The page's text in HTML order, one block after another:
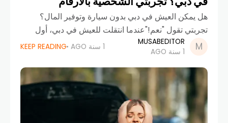
هل يمكن العيش في دبي بدون سيارة وتوفير المال؟
تجربتي تقول "نعم!"عندما انتقلت للعيش في دبي، أول
نصيحة سمعتها من الجميع كانت: "لازم تشتري سيارة، ما
تقدر تعيش بدونها!". لفترة،
MUSABEDITOR
1 سنة AGO
1 سنة AGO KEEP READING